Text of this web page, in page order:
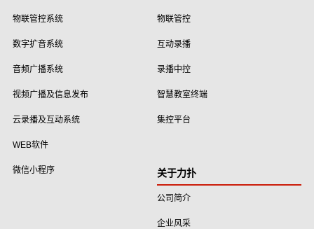
物联管控系统
数字扩音系统
音频广播系统
视频广播及信息发布
云录播及互动系统
WEB软件
微信小程序
物联管控
互动录播
录播中控
智慧教室终端
集控平台
关于力扑
公司简介
企业风采